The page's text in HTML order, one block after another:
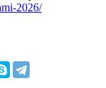
2026/